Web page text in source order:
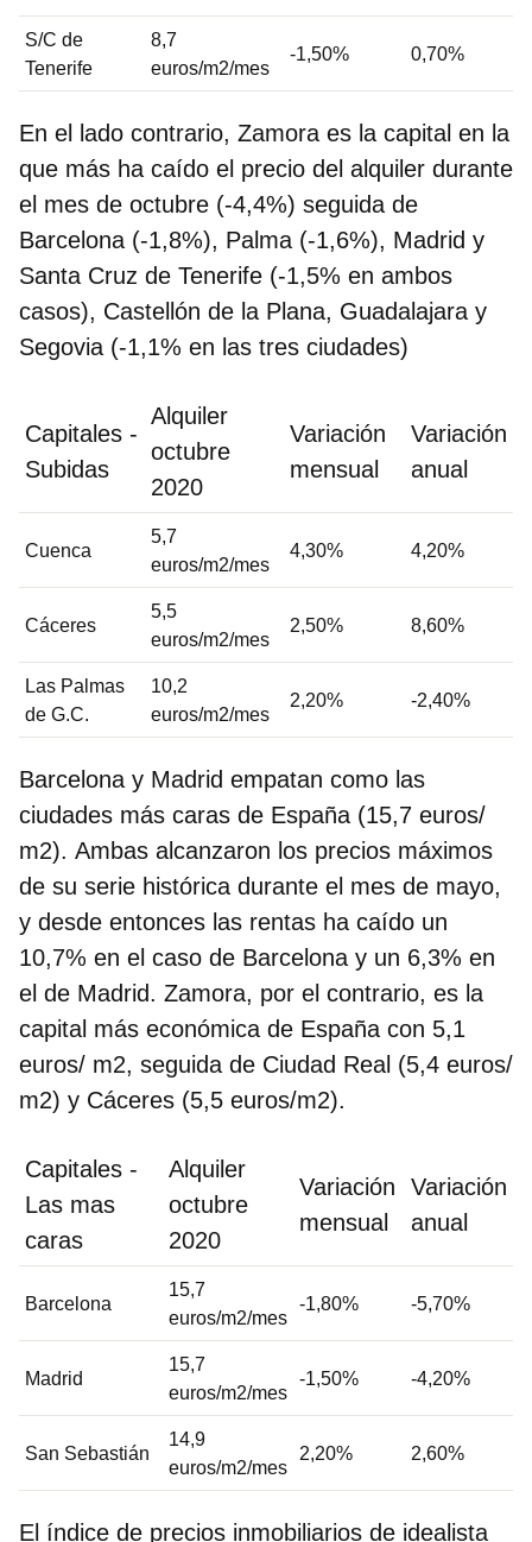
S/C de
Tenerife
8,7
euros/m2/mes
-1,50% 0,70%
En el lado contrario, Zamora es la capital en la
que más ha caído el precio del alquiler durante
el mes de octubre (-4,4%) seguida de
Barcelona (-1,8%), Palma (-1,6%), Madrid y
Santa Cruz de Tenerife (-1,5% en ambos
casos), Castellón de la Plana, Guadalajara y
Segovia (-1,1% en las tres ciudades)
Capitales -
Subidas
Alquiler
octubre
2020
Variación
mensual
Variación
anual
Cuenca
5,7
euros/m2/mes
4,30% 4,20%
Cáceres
5,5
euros/m2/mes
2,50% 8,60%
Las Palmas
de G.C.
10,2
euros/m2/mes
2,20% -2,40%
Barcelona y Madrid empatan como las
ciudades más caras de España (15,7 euros/
m2). Ambas alcanzaron los precios máximos
de su serie histórica durante el mes de mayo,
y desde entonces las rentas ha caído un
10,7% en el caso de Barcelona y un 6,3% en
el de Madrid. Zamora, por el contrario, es la
capital más económica de España con 5,1
euros/ m2, seguida de Ciudad Real (5,4 euros/
m2) y Cáceres (5,5 euros/m2).
Capitales -
Las mas
caras
Alquiler
octubre
2020
Variación
mensual
Variación
anual
Barcelona
15,7
euros/m2/mes
-1,80% -5,70%
Madrid
15,7
euros/m2/mes
-1,50% -4,20%
San Sebastián
14,9
euros/m2/mes
2,20% 2,60%
El índice de precios inmobiliarios de idealista